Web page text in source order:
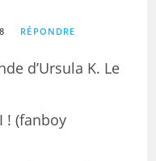
RÉPONDRE
d’Ursula K. Le
! (fanboy